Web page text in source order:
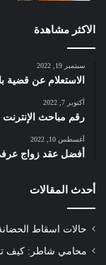
الاكثر مشاهدة
سبتمبر 19, 2022
الاستعلام عن قضية
أكتوبر 7, 2022
رقم مباحث
أغسطس 10, 2022
أفضل عقد زواج عرفي قانوني 2026
أحدث المقالات
حالات اسقاط
محامي شاطر: كيف